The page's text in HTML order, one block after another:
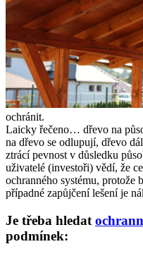
ochránit.
Laicky řečeno… dřevo na
na dřevo se odlupují, dřevo
ztrácí pevnost v důsledku
uživatelé (investoři) vědí, že
ochranného systému, protože
případné zapůjčení lešení je
Je třeba hledat
podmínek: